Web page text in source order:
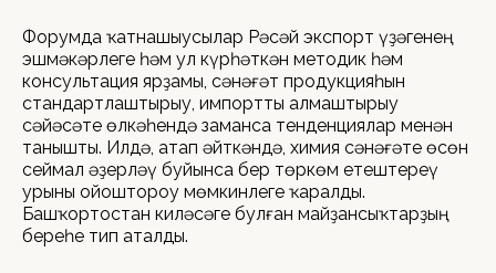
Форумда ҡатнашыусылар Рәсәй экспорт үҙәгенең
эшмәкәрлеге һәм ул күрһәткән методик һәм
консультация ярҙамы, сәнәғәт продукцияһын
стандартлаштырыу, импортты алмаштырыу
сәйәсәте өлкәһендә заманса тенденциялар менән
танышты. Илдә, атап әйткәндә, химия сәнәғәте өсөн
сеймал әҙерләү буйынса бер төркөм етештереү
урыны ойоштороу мөмкинлеге ҡаралды.
Башҡортостан киләсәге булған майҙансыҡтарҙың
береһе тип аталды.